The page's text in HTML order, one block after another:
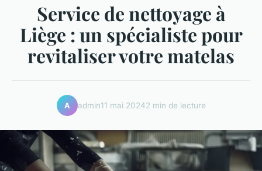
Service de nettoyage à
Liège : un spécialiste pour
revitaliser votre matelas
A admin11 mai 20242 min de lecture